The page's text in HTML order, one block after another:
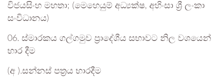
විජයසිංහ මහතා; (මෙහෙයුම් අධ්‍යක්ෂ, අහිංසා ශ්‍රී ලංකා
සංවිධානය)
06. ස්මාරකය ගල්ගමුව ප්‍රාදේශීය සභාවට නිල වශයෙන්
භාර දීම
(අ ).සන්නස් පත්‍රය භාරදීම